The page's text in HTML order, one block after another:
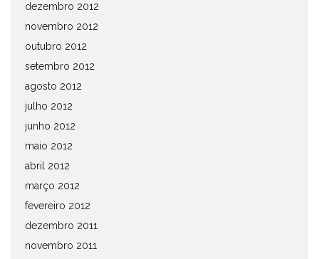
dezembro 2012
novembro 2012
outubro 2012
setembro 2012
agosto 2012
julho 2012
junho 2012
maio 2012
abril 2012
março 2012
fevereiro 2012
dezembro 2011
novembro 2011